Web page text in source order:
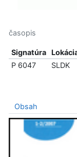
časopis
Signatúra
P 6047
SLDK
Obsah